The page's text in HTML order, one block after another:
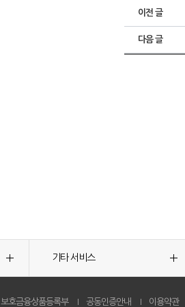
이전 글
다음 글
기타 서비스
보호금융상품등록부 공동인증안내 이용약관